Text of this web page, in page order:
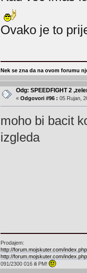
Ovako je to
Nek se zna da na ovom forumu
Odg: SPEEDFIGHT 2
« Odgovori #96 : 05 Rujan,
moho bi bacit
izgleda
Prodajem:
http://forum.mojskuter.com/
http://forum.mojskuter.com/
091/2300 016 ili PM!